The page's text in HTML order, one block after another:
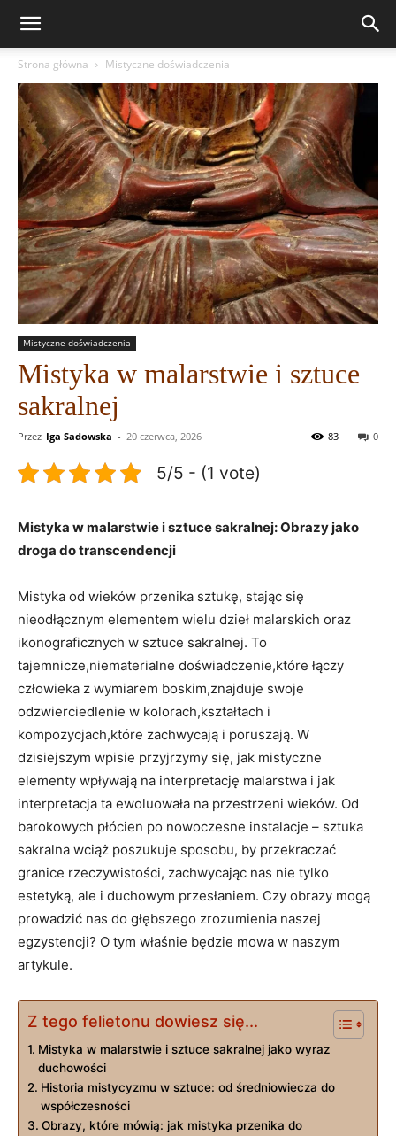
Strona główna Mistyczne doświadczenia
Mistyczne doświadczenia
Mistyka w malarstwie i sztuce
sakralnej
Przez Iga Sadowska - 20 czerwca, 2026 0
83
5/5 - (1 vote)
Mistyka w malarstwie i sztuce sakralnej: Obrazy jako
droga do transcendencji
Mistyka od wieków przenika sztukę, stając się
nieodłącznym elementem wielu dzieł malarskich oraz
ikonograficznych w sztuce sakralnej. To
tajemnicze,niematerialne doświadczenie,które łączy
człowieka z wymiarem boskim,znajduje swoje
odzwierciedlenie w kolorach,kształtach i
kompozycjach,które zachwycają i poruszają. W
dzisiejszym wpisie przyjrzymy się, jak mistyczne
elementy wpływają na interpretację malarstwa i jak
interpretacja ta ewoluowała na przestrzeni wieków. Od
barokowych płócien po nowoczesne instalacje – sztuka
sakralna wciąż poszukuje sposobu, by przekraczać
granice rzeczywistości, zachwycając nas nie tylko
estetyką, ale i duchowym przesłaniem. Czy obrazy mogą
prowadzić nas do głębszego zrozumienia naszej
egzystencji? O tym właśnie będzie mowa w naszym
artykule.
Z tego felietonu dowiesz się...
Mistyka w malarstwie i sztuce sakralnej jako wyraz
duchowości
Historia mistycyzmu w sztuce: od średniowiecza do
współczesności
Obrazy, które mówią: jak mistyka przenika do